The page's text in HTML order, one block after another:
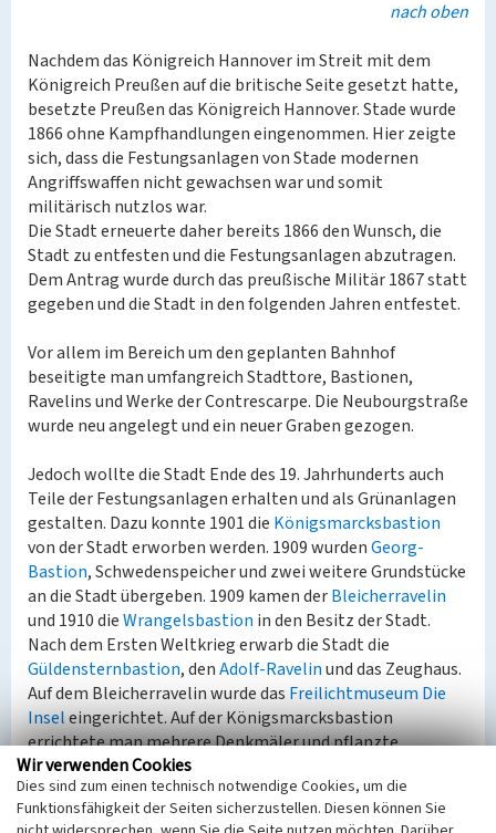
nach oben
Nachdem das Königreich Hannover im Streit mit dem
Königreich Preußen auf die britische Seite gesetzt hatte,
besetzte Preußen das Königreich Hannover. Stade wurde
1866 ohne Kampfhandlungen eingenommen. Hier zeigte
sich, dass die Festungsanlagen von Stade modernen
Angriffswaffen nicht gewachsen war und somit
militärisch nutzlos war.
Die Stadt erneuerte daher bereits 1866 den Wunsch, die
Stadt zu entfesten und die Festungsanlagen abzutragen.
Dem Antrag wurde durch das preußische Militär 1867 statt
gegeben und die Stadt in den folgenden Jahren entfestet.
Vor allem im Bereich um den geplanten Bahnhof
beseitigte man umfangreich Stadttore, Bastionen,
Ravelins und Werke der Contrescarpe. Die Neubourgstraße
wurde neu angelegt und ein neuer Graben gezogen.
Jedoch wollte die Stadt Ende des 19. Jahrhunderts auch
Teile der Festungsanlagen erhalten und als Grünanlagen
gestalten. Dazu konnte 1901 die Königsmarcksbastion
von der Stadt erworben werden. 1909 wurdenGeorg-
Bastion, Schwedenspeicher und zwei weitere Grundstücke
an die Stadt übergeben. 1909 kamen derBleicherravelin
und 1910 dieWrangelsbastion in den Besitz der Stadt.
Nach dem Ersten Weltkrieg erwarb die Stadt die
Güldensternbastion, denAdolf-Ravelinund das Zeughaus.
Auf dem Bleicherravelin wurde das Freilichtmuseum Die
Inseleingerichtet. Auf der Königsmarcksbastion
errichtete man mehrere Denkmäler und pflanzte
zahlreiche ortsfremde Bäume an. Am Rand der Bastion
entstand 1904 das Heimatmuseum der Stadt.
Auf der Georgsbastion richtete man eine Schule ein,
Wir verwenden Cookies
Dies sind zum einen technisch notwendige Cookies, um die
Funktionsfähigkeit der Seiten sicherzustellen. Diesen können Sie